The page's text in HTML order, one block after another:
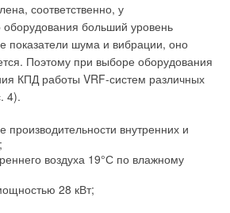
соответственно, у
оборудования больший уровень
показатели шума и вибрации, оно
Поэтому при выборе оборудования
КПД работы VRF-систем различных
4).
производительности внутренних и
воздуха 19°С по влажному
28 кВт;